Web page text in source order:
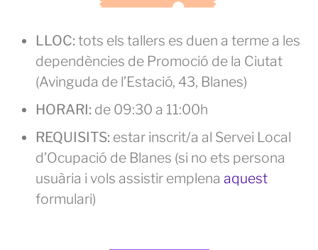
LLOC: tots els tallers es duen a terme a les
dependències de Promoció de la Ciutat
(Avinguda de l’Estació, 43, Blanes)
HORARI: de 09:30 a 11:00h
REQUISITS: estar inscrit/a al Servei Local
d’Ocupació de Blanes (si no ets persona
usuària i vols assistir emplena aquest
formulari)